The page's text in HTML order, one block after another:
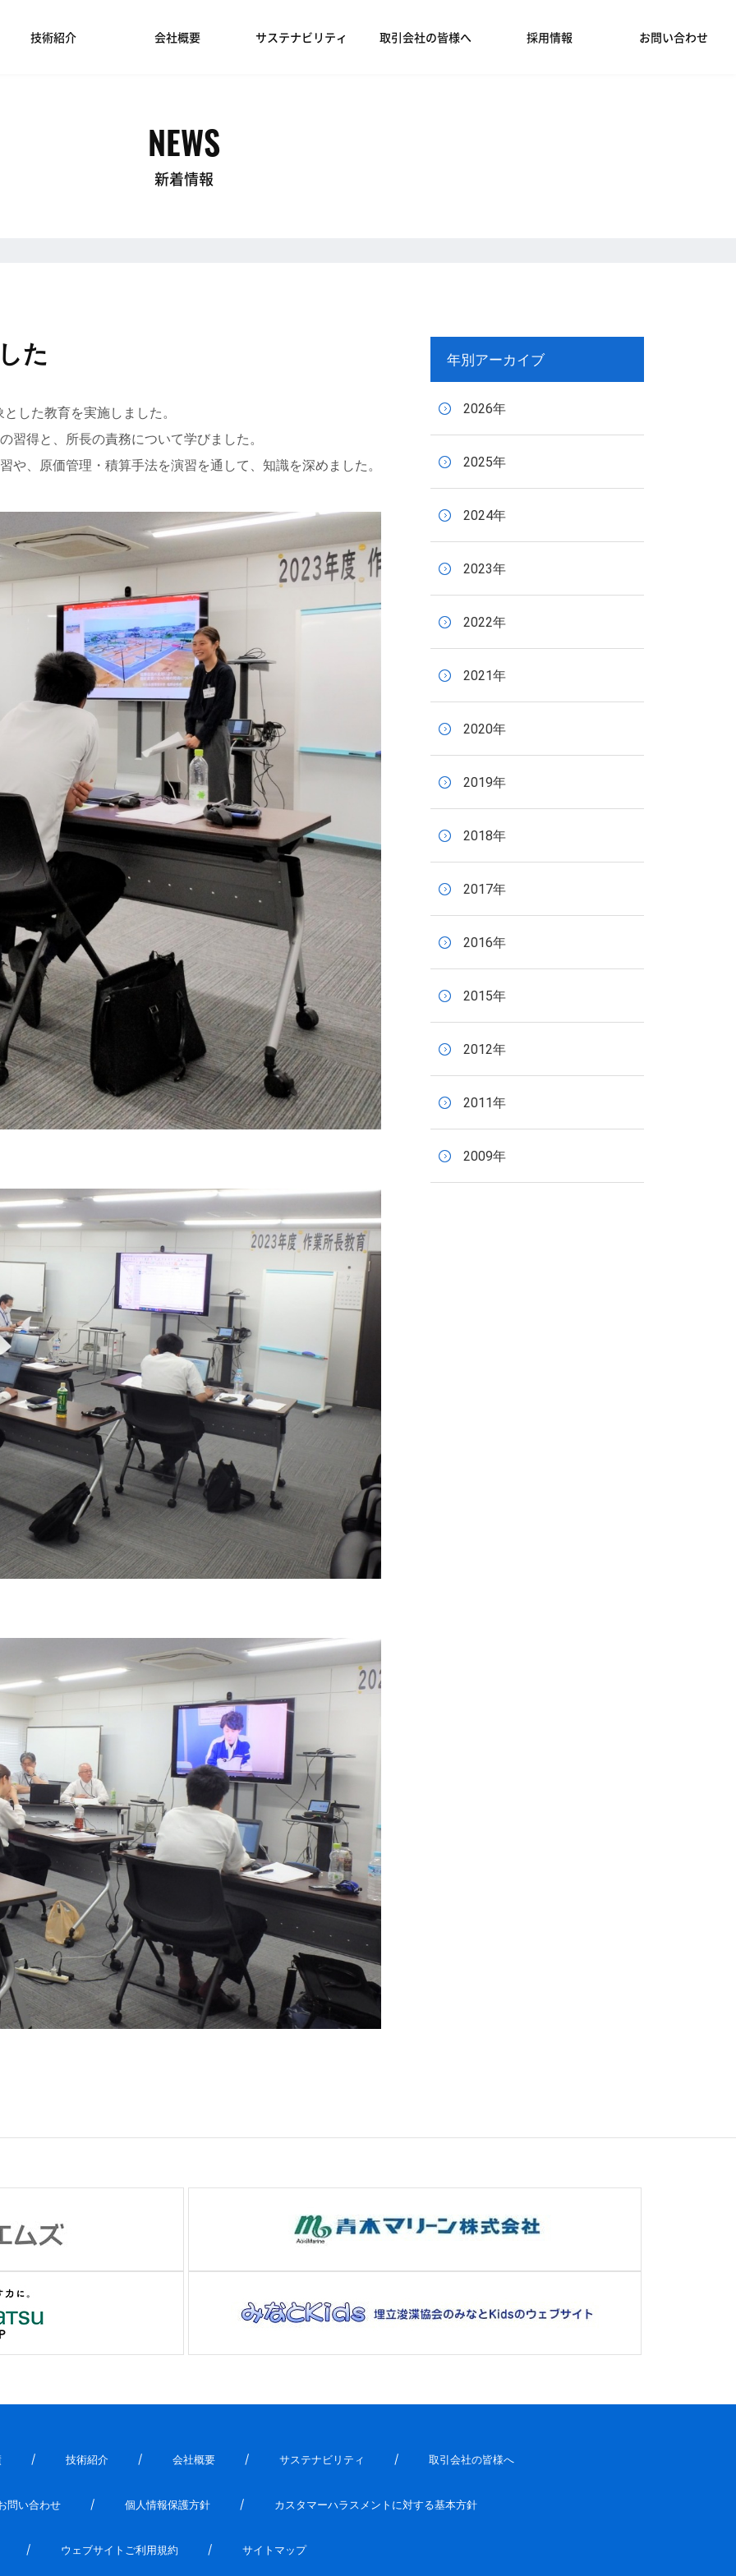
技術紹介 会社概要 サステナビリティ 取引会社の皆様へ 採用情報 お問い合わせ
NEWS
新着情報
た
した教育を実施しました。
習得と、所長の責務について学びました。
や、原価管理・積算手法を演習を通して、知識を深めました。
年別アーカイブ
2026年
2025年
2024年
2023年
2022年
2021年
2020年
2019年
2018年
2017年
2016年
2015年
2012年
2011年
2009年
技術紹介 会社概要 サステナビリティ 取引会社の皆様へ
問い合わせ 個人情報保護方針 カスタマーハラスメントに対する基本方針
ウェブサイトご利用規約 サイトマップ